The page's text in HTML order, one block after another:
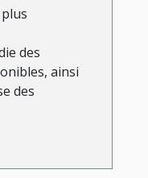
des
ainsi
des